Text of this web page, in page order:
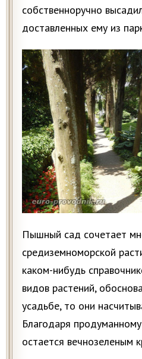
собственноручно
доставленных ему из
Пышный сад сочетает
средиземноморской
каком-нибудь
видов растений,
усадьбе, то они
Благодаря
остается вечнозеленым